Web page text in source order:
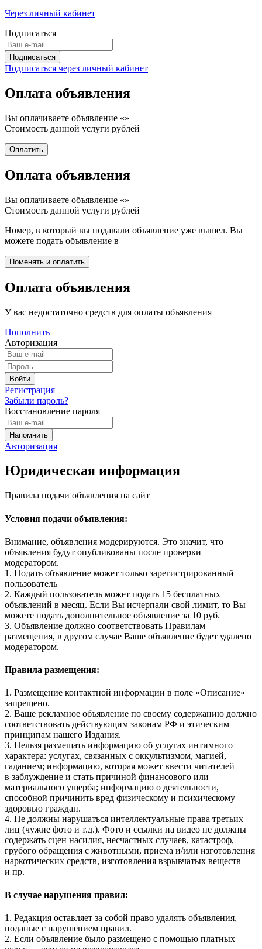
Через личный кабинет
Подписаться
Подписаться через личный кабинет
Оплата объявления
Вы оплачиваете объявление «»
Стоимость данной услуги рублей
Оплата объявления
Вы оплачиваете объявление «»
Стоимость данной услуги рублей
Номер, в который вы подавали объявление уже вышел. Вы
можете подать объявление в
Оплата объявления
У вас недостаточно средств для оплаты объявления
Пополнить
Авторизация
Регистрация
Забыли пароль?
Восстановление пароля
Авторизация
Юридическая информация
Правила подачи объявления на сайт
Условия подачи объявления:
Внимание, объявления модерируются. Это значит, что
объявления будут опубликованы после проверки
модератором.
1. Подать объявление может только зарегистрированный
пользователь
2. Каждый пользователь может подать 15 бесплатных
объявлений в месяц. Если Вы исчерпали свой лимит, то Вы
можете подать дополнительное объявление за 10 руб.
3. Объявление должно соответствовать Правилам
размещения, в другом случае Ваше объявление будет удалено
модератором.
Правила размещения:
1. Размещение контактной информации в поле «Описание»
запрещено.
2. Ваше рекламное объявление по своему содержанию должно
соответствовать действующим законам РФ и этическим
принципам нашего Издания.
3. Нельзя размещать информацию об услугах интимного
характера: услугах, связанных с оккультизмом, магией,
гаданием; информацию, которая может ввести читателей
в заблуждение и стать причиной финансового или
материального ущерба; информацию о деятельности,
способной причинить вред физическому и психическому
здоровью граждан.
4. Не должны нарушаться интеллектуальные права третьих
лиц (чужие фото и т.д.). Фото и ссылки на видео не должны
содержать сцен насилия, несчастных случаев, катастроф,
грубого обращения с животными, приема и/или изготовления
наркотических средств, изготовления взрывчатых веществ
и пр.
В случае нарушения правил:
1. Редакция оставляет за собой право удалять объявления,
поданые с нарушением правил.
2. Если объявление было размещено с помощью платных